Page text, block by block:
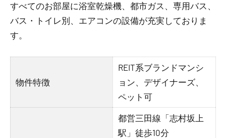
すべてのお部屋に浴室乾燥機、都市ガス、専用バス、
バス・トイレ別、エアコンの設備が充実しておりま
す。
物件特徴
REIT系ブランドマンシ
ョン、デザイナーズ、
ペット可
都営三田線「志村坂上
駅」徒歩10分